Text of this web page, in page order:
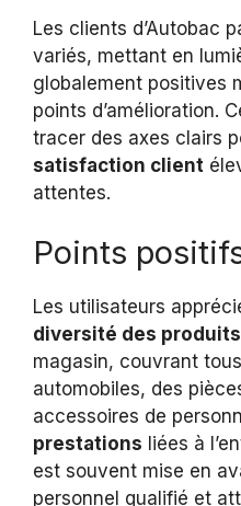
Les clients d’Autobac
variés, mettant en
globalement positives
points d’amélioration.
tracer des axes clairs
satisfaction client
attentes.
Points
Les utilisateurs
diversité des produits
magasin, couvrant
automobiles, des
accessoires de
prestations liées à
est souvent mise en
personnel qualifié et